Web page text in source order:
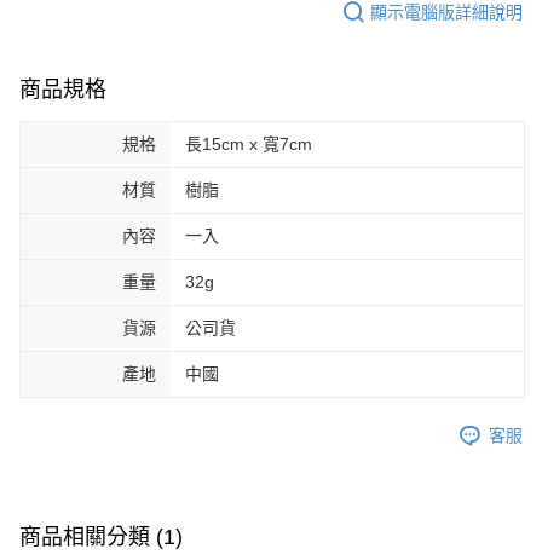
顯示電腦版詳細說明
商品規格
規格 長15cm x 寬7cm
材質 樹脂
內容 一入
重量 32g
貨源 公司貨
產地 中國
客服
商品相關分類 (1)